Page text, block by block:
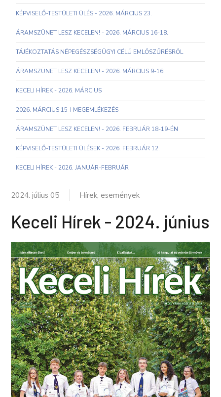
KÉPVISELŐ-TESTÜLETI ÜLÉS - 2026. MÁRCIUS 23.
ÁRAMSZÜNET LESZ KECELEN! - 2026. MÁRCIUS 16-18.
TÁJÉKOZTATÁS NÉPEGÉSZSÉGÜGYI CÉLÚ EMLŐSZŰRÉSRŐL
ÁRAMSZÜNET LESZ KECELEN! - 2026. MÁRCIUS 9-16.
KECELI HÍREK - 2026. MÁRCIUS
2026. MÁRCIUS 15-I MEGEMLÉKEZÉS
ÁRAMSZÜNET LESZ KECELEN! - 2026. FEBRUÁR 18-19-ÉN
KÉPVISELŐ-TESTÜLETI ÜLÉSEK - 2026. FEBRUÁR 12.
KECELI HÍREK - 2026. JANUÁR-FEBRUÁR
2024. július 05 Hírek, események
Keceli Hírek - 2024. június